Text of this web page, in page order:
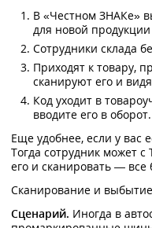
В «Честном ЗНАКе»
для новой
Сотрудники склада
Приходят к товару,
сканируют его и
Код уходит в
вводите его в оборот.
Еще удобнее, если у вас
Тогда сотрудник может с
его и сканировать — все
Сканирование и
Сценарий. Иногда в